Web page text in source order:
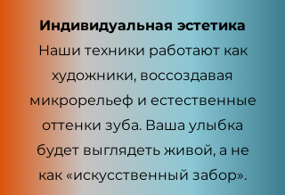
Индивидуальная эстетика
Наши техники работают как
художники, воссоздавая
микрорельеф и естественные
оттенки зуба. Ваша улыбка
будет выглядеть живой, а не
как «искусственный забор».